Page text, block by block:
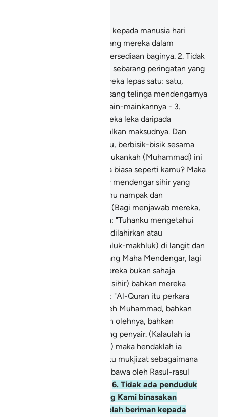
Telah hampir datangnya kepada manusia hari
perhitungan amalnya sedang mereka dalam
kelalaian, tidak hiraukan persediaan baginya. 2. Tidak
datang kepada mereka itu sebarang peringatan yang
diturunkan dari Tuhan mereka lepas satu: satu,
melainkan mereka memasang telinga mendengarnya
sambil mereka mempermain-mainkannya - 3.
Dengan keadaan hati mereka leka daripada
memahami dan mengamalkan maksudnya. Dan
orang-orang yang zalim itu, berbisik-bisik sesama
sendiri dengan berkata: "Bukankah (Muhammad) ini
hanyalah seorang manusia biasa seperti kamu? Maka
patutkah kamu turut hadir mendengar sihir yang
dibawanya itu sedang kamu nampak dan
(Bagi menjawab mereka,
Nabi Muhammad) berkata: "Tuhanku mengetahui
tiap-tiap perkataan (yang dilahirkan atau
disembunyikan oleh makhluk-makhluk) di langit dan
di bumi; dan Dia lah jua yang Maha Mendengar, lagi
(Mereka bukan sahaja
menyifatkan Al-Quran itu sihir) bahkan mereka
menuduh dengan berkata: "Al-Quran itu perkara
karut yang dimimpikan oleh Muhammad, bahkan
perkara yang diada-adakan olehnya, bahkan
Muhammad sendiri seorang penyair. (Kalaulah ia
sebenarnya seorang Rasul) maka hendaklah ia
membawa kepada kita satu mukjizat sebagaimana
mukjizat-mukjizat yang dibawa oleh Rasul-rasul
6. Tidak ada penduduk
sesebuah negeri pun yang Kami binasakan
sebelum mereka, yang telah beriman kepada